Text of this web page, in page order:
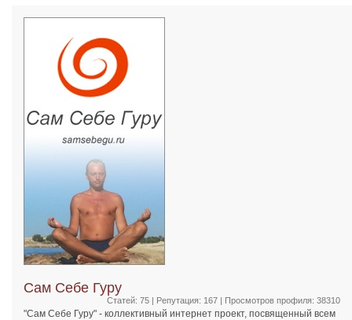
Сам Себе Гуру
Статей: 75 | Репутация: 167 | Просмотров профиля: 38310
"Сам Себе Гуру" - коллективный интернет проект, посвященный всем